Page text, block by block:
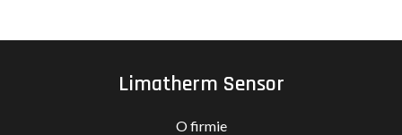
Limatherm Sensor
O firmie